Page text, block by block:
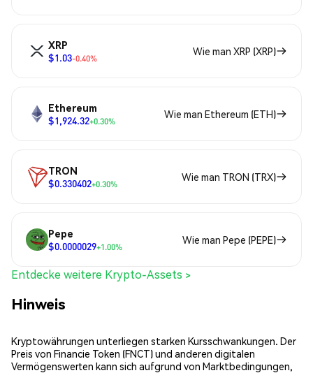
XRP
$1.03-0.40%
Wie man XRP (XRP)
Ethereum
$1,924.32+0.30%
Wie man Ethereum (ETH)
TRON
$0.330402+0.30%
Wie man TRON (TRX)
Pepe
$0.0000029+1.00%
Wie man Pepe (PEPE)
Entdecke weitere Krypto-Assets >
Hinweis
Kryptowährungen unterliegen starken Kursschwankungen. Der
Preis von Financie Token (FNCT) und anderen digitalen
Vermögenswerten kann sich aufgrund von Marktbedingungen,